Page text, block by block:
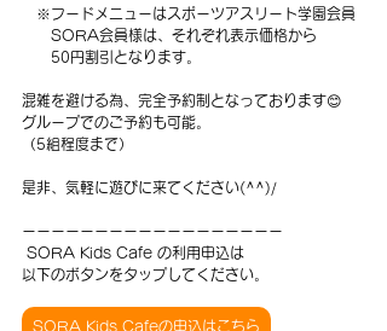
※フードメニューはスポーツアスリート学園会員
SORA会員様は、それぞれ表示価格から
50円割引となります。
混雑を避ける為、完全予約制となっております😊
グループでのご予約も可能。
（5組程度まで）
是非、気軽に遊びに来てください(^^)/
ーーーーーーーーーーーーーーーーーー
SORA Kids Cafe の利用申込は
以下のボタンをタップしてください。
SORA Kids Cafeの申込はこちら